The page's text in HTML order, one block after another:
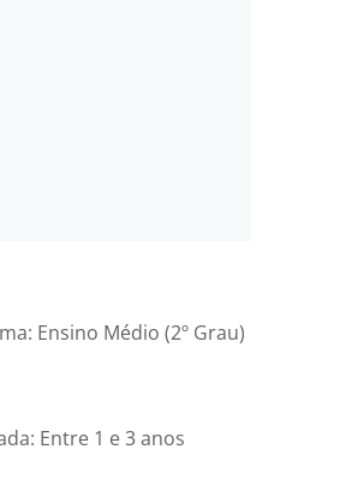
de trabalho acolhedor;
dinâmico e colaborativo;
+ comissão por meta;
a sexta e feriados;
13h40 às 22h00, domingo 14h00
valoriza a diversidade e
Ensino Médio (2º Grau)
Entre 1 e 3 anos